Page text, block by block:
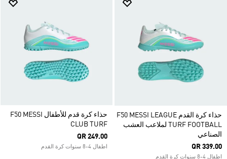
حذاء كرة القدم F50 MESSI LEAGUE
TURF FOOTBALL لملاعب العشب
الصناعي
QR 339.00
اطفال 4-8 سنوات كرة القدم
حذاء كرة قدم للأطفال F50 MESSI
CLUB TURF
QR 249.00
اطفال 4-8 سنوات كرة القدم